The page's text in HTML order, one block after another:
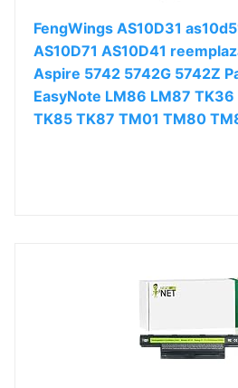
FengWings AS10D31
AS10D71 AS10D41
Aspire 5742 5742G 5742Z
EasyNote LM86 LM87
TK85 TK87 TM01 TM80